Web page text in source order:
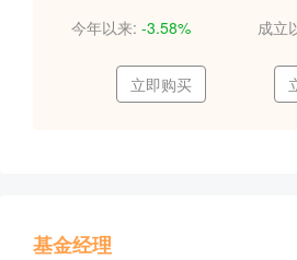
今年以来: -3.58% 成立
立即购买
基金经理